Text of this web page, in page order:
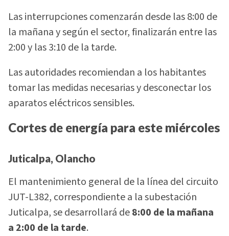
Las interrupciones comenzarán desde las 8:00 de
la mañana y según el sector, finalizarán entre las
2:00 y las 3:10 de la tarde.
Las autoridades recomiendan a los habitantes
tomar las medidas necesarias y desconectar los
aparatos eléctricos sensibles.
Cortes de energía para este miércoles
Juticalpa, Olancho
El mantenimiento general de la línea del circuito
JUT-L382, correspondiente a la subestación
Juticalpa, se desarrollará de8:00 de la mañana
a 2:00 de la tarde.